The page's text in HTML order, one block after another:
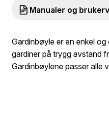
Manualer og
Gardinbøyle er en enkel
gardiner på trygg avstand
Gardinbøylene passer alle